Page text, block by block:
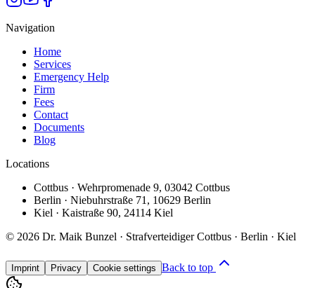
Navigation
Home
Services
Emergency Help
Firm
Fees
Contact
Documents
Blog
Locations
Cottbus · Wehrpromenade 9, 03042 Cottbus
Berlin · Niebuhrstraße 71 , 10629 Berlin
Kiel · Kaistraße 90, 24114 Kiel
© 2026 Dr. Maik Bunzel · Strafverteidiger Cottbus · Berlin · Kiel
Imprint Privacy Cookie settings Back to top